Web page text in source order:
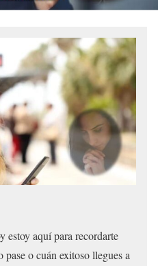
estoy aquí para recordarte
o cuán exitoso llegues a